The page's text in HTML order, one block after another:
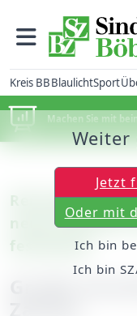
Kreis BBBlaulichtSport
Machen Sie mit
Renningen: Der
neuen
festhalten
Große
Jetzt
Oder mit
Ich bin
Ich bin